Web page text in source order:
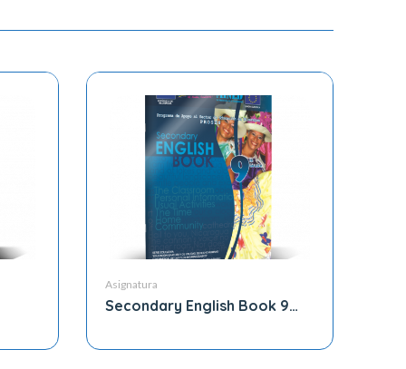
Asignatura
Secondary English Book 9